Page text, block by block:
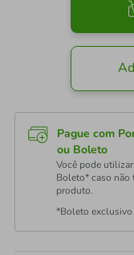
Pague com
ou Boleto
Você pode
Boleto* caso não
produto.
*Boleto exclusivo